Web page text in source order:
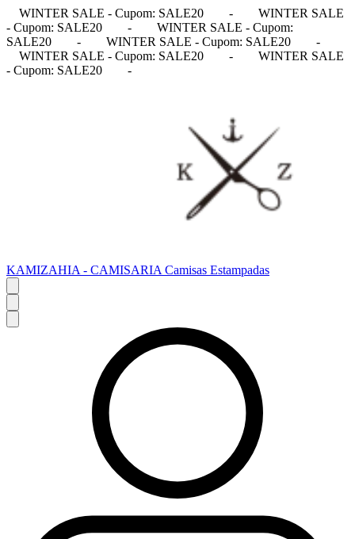
WINTER SALE - Cupom: SALE20 -
WINTER SALE
- Cupom: SALE20
-
WINTER SALE - Cupom:
SALE20
- WINTER SALE - Cupom: SALE20
-
WINTER SALE - Cupom: SALE20
-
WINTER SALE
- Cupom: SALE20
-
KAMIZAHIA - CAMISARIA Camisas Estampadas